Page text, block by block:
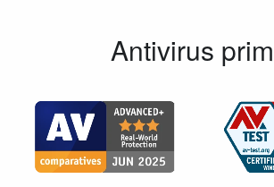
Antivirus